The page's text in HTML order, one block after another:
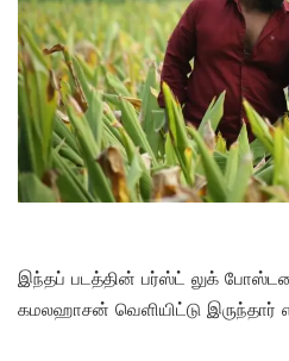
இந்தப் படத்தின் பர்ஸ்ட் லுக்
கமலஹாசன் வெளியிட்டு இருந்தார்